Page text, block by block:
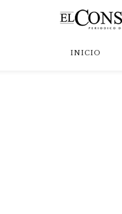
INICIO